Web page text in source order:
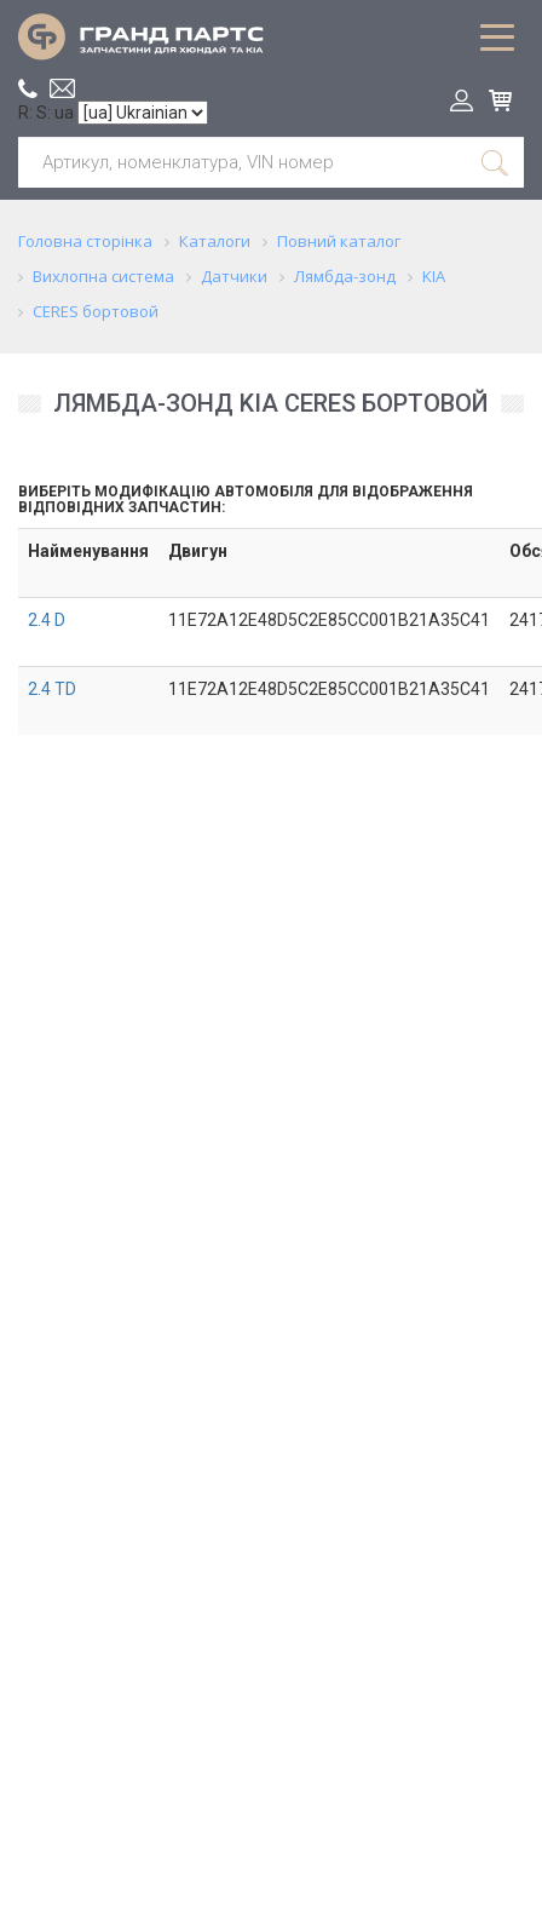
R: S: ua
Головна сторінка Каталоги
Повний каталог
Вихлопна система
Датчики Лямбда-зонд
KIA
CERES бортовой
ЛЯМБДА-ЗОНД KIA CERES БОРТОВОЙ
ВИБЕРІТЬ МОДИФІКАЦІЮ АВТОМОБІЛЯ ДЛЯ ВІДОБРАЖЕННЯ
ВІДПОВІДНИХ ЗАПЧАСТИН:
Найменування Двигун
2.4 D 11E72A12E48D5C2E85CC001B21A35C41
2.4 TD 11E72A12E48D5C2E85CC001B21A35C41